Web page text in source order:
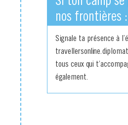
nos frontières :
Signale ta présence à
tous ceux qui
également.